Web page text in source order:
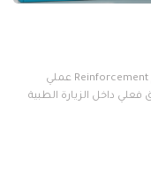
Double Visit 2.0 ليس مجرد إصدار جديد… بل نظام Reinforcement عملي
داخل الزيارة الطبية